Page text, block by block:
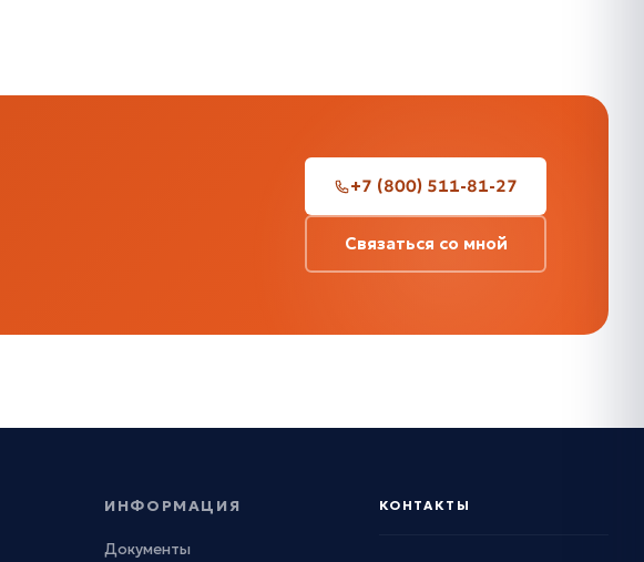
+7 (800) 511-81-27
Связаться со мной
ИНФОРМАЦИЯ
Документы
КОНТАКТЫ